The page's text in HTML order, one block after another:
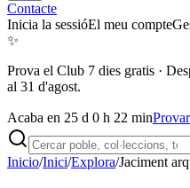
Contacte
Inicia la sessióEl meu compte
✨
Prova el Club 7 dies gratis ·
al 31 d'agost.
Acaba en 25 d 0 h 22 min
Inicio/Inici/Explora/Jaciment